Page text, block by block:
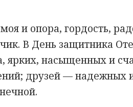
и опора, гордость,
В День защитника
ярких, насыщенных и
друзей — надежных